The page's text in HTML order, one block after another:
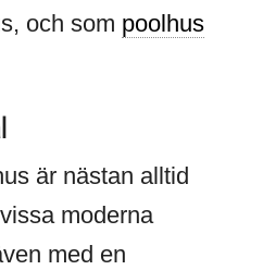
och som poolhus
är nästan alltid
moderna
med en